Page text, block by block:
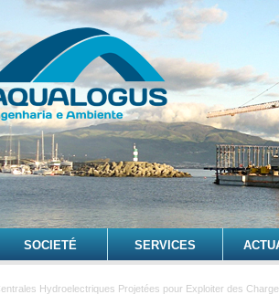
SOCIETÉ SERVICES
Hydroelectriques Projetées pour Exploiter des